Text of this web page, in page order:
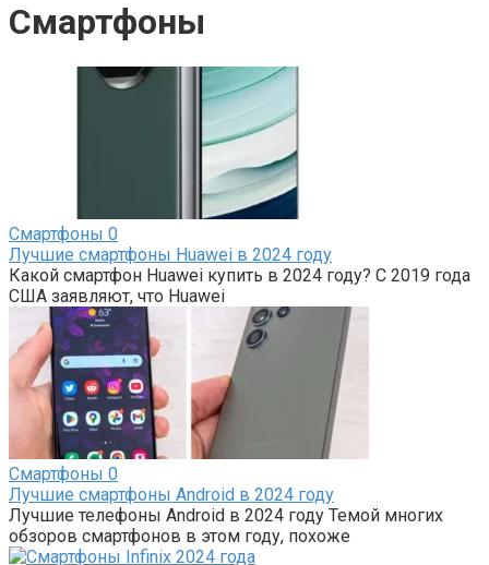
Смартфоны
Смартфоны 0
Лучшие смартфоны Huawei в 2024 году
Какой смартфон Huawei купить в 2024 году? С 2019 года
США заявляют, что Huawei
Смартфоны 0
Лучшие смартфоны Android в 2024 году
Лучшие телефоны Android в 2024 году Темой многих
обзоров смартфонов в этом году, похоже